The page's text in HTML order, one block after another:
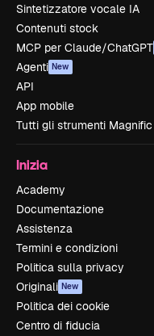
Sintetizzatore vocale IA
Contenuti stock
MCP per Claude/ChatGPT
Agenti New
API
App mobile
Tutti gli strumenti Magnific
Inizia
Academy
Documentazione
Assistenza
Termini e condizioni
Politica sulla privacy
Originali New
Politica dei cookie
Centro di fiducia